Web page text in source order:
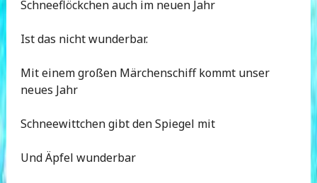
Schneeflöckchen auch im neuen Jahr
Ist das nicht wunderbar.
Mit einem großen Märchenschiff kommt unser
neues Jahr
Schneewittchen gibt den Spiegel mit
Und Äpfel wunderbar